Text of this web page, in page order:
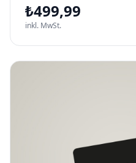
₺499,99
inkl. MwSt.